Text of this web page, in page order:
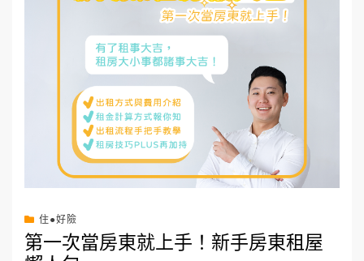
住●好險
第一次當房東就上手！新手房東租屋